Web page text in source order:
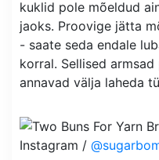
kuklid pole mõeldud
jaoks. Proovige jätta
- saate seda endale
korral. Sellised
annavad välja laheda
Instagram /